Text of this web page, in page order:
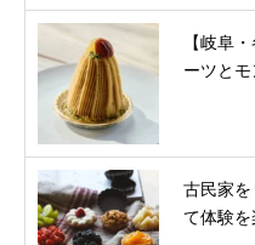
【岐阜
ーツとモ
古民家
て体験を